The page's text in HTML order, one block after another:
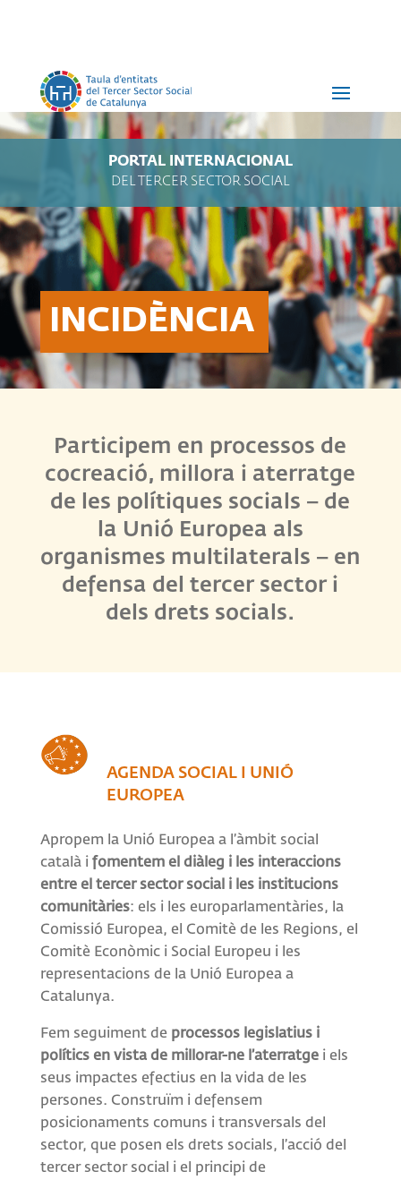
PORTAL INTERNACIONAL
DEL TERCER SECTOR SOCIAL
INCIDÈNCIA
Participem en processos de
cocreació, millora i aterratge
de les polítiques socials – de
la Unió Europea als
organismes multilaterals – en
defensa del tercer sector i
dels drets socials.
AGENDA SOCIAL I UNIÓ
EUROPEA
Apropem la Unió Europea a l’àmbit social
català i fomentem el diàleg i les interaccions
entre el tercer sector social i les institucions
comunitàries: els i les europarlamentàries, la
Comissió Europea, el Comitè de les Regions, el
Comitè Econòmic i Social Europeu i les
representacions de la Unió Europea a
Catalunya.
Fem seguiment de processos legislatius i
polítics en vista de millorar-ne l’aterratgei els
seus impactes efectius en la vida de les
persones. Construïm i defensem
posicionaments comuns i transversals del
sector, que posen els drets socials, l’acció del
tercer sector social i el principi de